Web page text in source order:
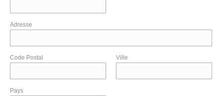
Adresse
Code Postal Ville
Pays